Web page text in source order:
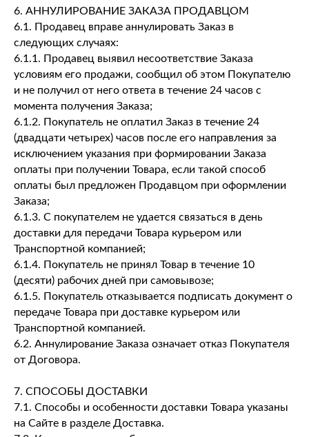
6. АННУЛИРОВАНИЕ ЗАКАЗА ПРОДАВЦОМ
6.1. Продавец вправе аннулировать Заказ в
следующих случаях:
6.1.1. Продавец выявил несоответствие Заказа
условиям его продажи, сообщил об этом Покупателю
и не получил от него ответа в течение 24 часов с
момента получения Заказа;
6.1.2. Покупатель не оплатил Заказ в течение 24
(двадцати четырех) часов после его направления за
исключением указания при формировании Заказа
оплаты при получении Товара, если такой способ
оплаты был предложен Продавцом при оформлении
Заказа;
6.1.3. С покупателем не удается связаться в день
доставки для передачи Товара курьером или
Транспортной компанией;
6.1.4. Покупатель не принял Товар в течение 10
(десяти) рабочих дней при самовывозе;
6.1.5. Покупатель отказывается подписать документ о
передаче Товара при доставке курьером или
Транспортной компанией.
6.2. Аннулирование Заказа означает отказ Покупателя
от Договора.
7. СПОСОБЫ ДОСТАВКИ
7.1. Способы и особенности доставки Товара указаны
на Сайте в разделе Доставка.